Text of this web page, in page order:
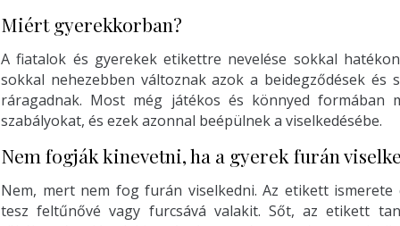
Miért gyerekkorban?
A fiatalok és gyerekek etikettre nevelése sokkal
sokkal nehezebben változnak azok a beidegződések és
ráragadnak. Most még játékos és könnyed formában
szabályokat, és ezek azonnal beépülnek a viselkedésébe.
Nem fogják kinevetni, ha a gyerek furán
Nem, mert nem fog furán viselkedni. Az etikett ismerete
tesz feltűnővé vagy furcsává valakit. Sőt, az etikett